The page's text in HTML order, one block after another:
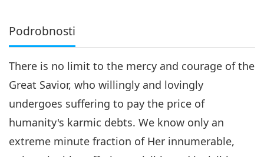
4
24:51
Viacdielny seriál o starodávnych
2019-09-01 7949Zobrazenia
5
Proroctvo Zlatého veku, 54.
časť – Proroctvo Nam Sa-go o
Kráľovi Nebies
Zobrazenia
Podrobnosti
There is no limit to the mercy and courage of the
Great Savior, who willingly and lovingly
undergoes suffering to pay the price of
humanity's karmic debts. We know only an
extreme minute fraction of Her innumerable,